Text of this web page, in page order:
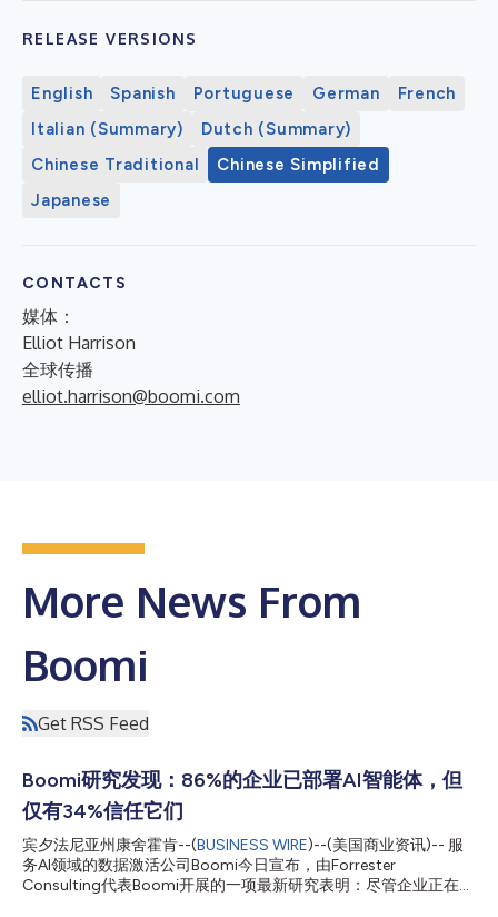
RELEASE VERSIONS
English Spanish Portuguese German
French
Italian (Summary)
Dutch (Summary)
Chinese Traditional
Chinese Simplified
Japanese
CONTACTS
媒体：
Elliot Harrison
全球传播
elliot.harrison@boomi.com
More News From
Boomi
Get RSS Feed
Boomi研究发现：86%的企业已部署AI智能体，但
仅有34%信任它们
宾夕法尼亚州康舍霍肯--(BUSINESS WIRE)--(美国商业资讯)-- 服
务AI领域的数据激活公司Boomi今日宣布，由Forrester
Consulting代表Boomi开展的一项最新研究表明：尽管企业正在迅